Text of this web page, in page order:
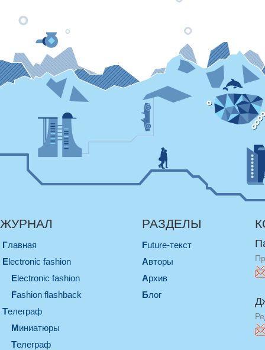
ЖУРНАЛ
Главная
electronic fashion
electronic fashion
Fashion flashback
телеграф
миниатюры
телеграф
РАЗДЕЛЫ
Future-текст
Авторы
Архив
Блог